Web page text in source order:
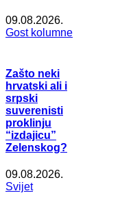
09.08.2026.
Gost kolumne
Zašto neki
hrvatski ali i
srpski
suverenisti
proklinju
“izdajicu”
Zelenskog?
09.08.2026.
Svijet